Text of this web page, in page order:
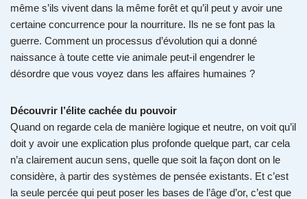
même s’ils vivent dans la même forêt et qu’il peut y avoir une
certaine concurrence pour la nourriture. Ils ne se font pas la
guerre. Comment un processus d’évolution qui a donné
naissance à toute cette vie animale peut-il engendrer le
désordre que vous voyez dans les affaires humaines ?
Découvrir l’élite cachée du pouvoir
Quand on regarde cela de manière logique et neutre, on voit qu’il
doit y avoir une explication plus profonde quelque part, car cela
n’a clairement aucun sens, quelle que soit la façon dont on le
considère, à partir des systèmes de pensée existants. Et c’est
la seule percée qui peut poser les bases de l’âge d’or, c’est que